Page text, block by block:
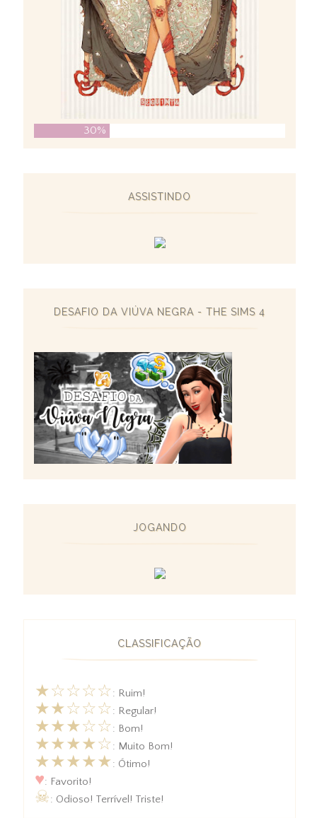
30%
ASSISTINDO
DESAFIO DA VIÚVA NEGRA - THE SIMS 4
JOGANDO
CLASSIFICAÇÃO
★☆☆☆☆: Ruim!
★★☆☆☆: Regular!
★★★☆☆: Bom!
★★★★☆: Muito Bom!
★★★★★: Ótimo!
♥: Favorito!
☠: Odioso! Terrível! Triste!